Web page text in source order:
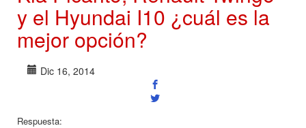
y el Hyundai I10 ¿cuál es la
mejor opción?
Dic 16, 2014
Respuesta: